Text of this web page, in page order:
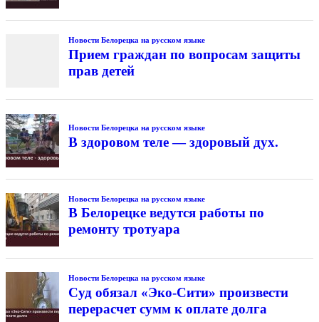
Новости Белорецка на русском языке
Прием граждан по вопросам защиты
прав детей
Новости Белорецка на русском языке
В здоровом теле — здоровый дух.
Новости Белорецка на русском языке
В Белорецке ведутся работы по
ремонту тротуара
Новости Белорецка на русском языке
Суд обязал «Эко-Сити» произвести
перерасчет сумм к оплате долга